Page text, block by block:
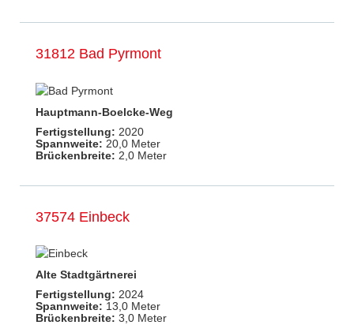
31812 Bad Pyrmont
Hauptmann-Boelcke-Weg
Fertigstellung: 2020
Spannweite: 20,0 Meter
Brückenbreite: 2,0 Meter
37574 Einbeck
Alte Stadtgärtnerei
Fertigstellung: 2024
Spannweite: 13,0 Meter
Brückenbreite: 3,0 Meter